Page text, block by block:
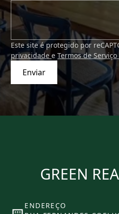
Este site é protegido por
privacidadeeTermos de Serviço
Enviar
GREEN
ENDEREÇO